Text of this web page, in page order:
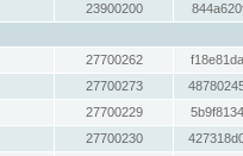
23900200
27700262
27700273
27700229
27700230